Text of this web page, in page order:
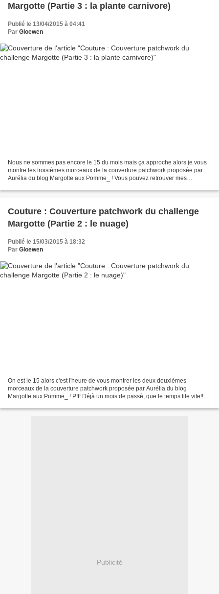
Margotte (Partie 3 : la plante carnivore)
Publié le 13/04/2015 à 04:41
Par Gloewen
Nous ne sommes pas encore le 15 du mois mais ça approche alors je vous
montre les troisièmes morceaux de la couverture patchwork proposée par
Aurélia du blog Margotte aux Pomme_ ! Vous pouvez retrouver mes
Couture : Couverture patchwork du challenge
Margotte (Partie 2 : le nuage)
Publié le 15/03/2015 à 18:32
Par Gloewen
On est le 15 alors c'est l'heure de vous montrer les deux deuxièmes
morceaux de la couverture patchwork proposée par Aurélia du blog
Margotte aux Pomme_ ! Pff! Déjà un mois de passé, que le temps file vite!!
Publicité